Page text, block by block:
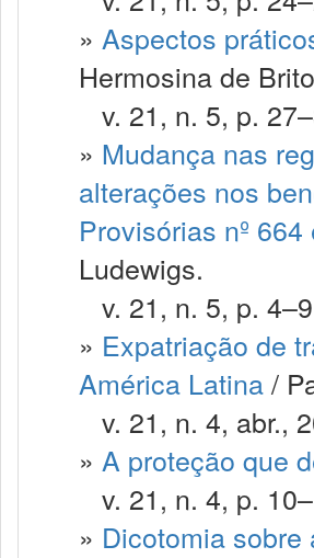
» Aspectos
Hermosina de
v. 21, n. 5, p.
» Mudança nas
alterações nos
Provisórias nº
Ludewigs.
v. 21, n. 5, p.
» Expatriação de
América Latina/
v. 21, n. 4, abr.,
» A proteção que
v. 21, n. 4, p.
» Dicotomia